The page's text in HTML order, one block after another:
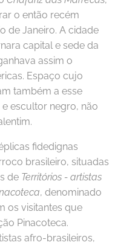
o então recém
de Janeiro. A cidade
capital e sede da
assim o
Espaço cujo
também a esse
escultor negro, não
fidedignas
brasileiro, situadas
de Territórios - artistas
, denominado
os visitantes que
Pinacoteca.
afro-brasileiros,